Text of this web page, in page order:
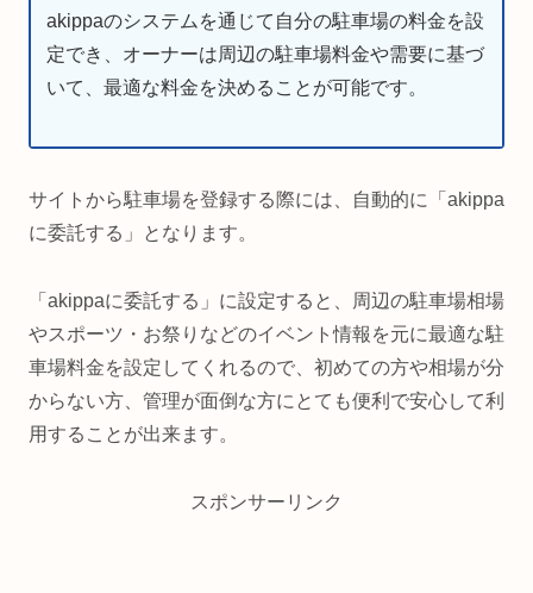
akippaのシステムを通じて自分の駐車場の料金を設
定でき、オーナーは周辺の駐車場料金や需要に基づ
いて、最適な料金を決めることが可能です。
サイトから駐車場を登録する際には、自動的に「akippa
に委託する」となります。
「akippaに委託する」に設定すると、周辺の駐⾞場相場
やスポーツ・お祭りなどのイベント情報を元に最適な駐
⾞場料金を設定してくれるので、初めての方や相場が分
からない方、管理が面倒な方にとても便利で安心して利
用することが出来ます。
スポンサーリンク